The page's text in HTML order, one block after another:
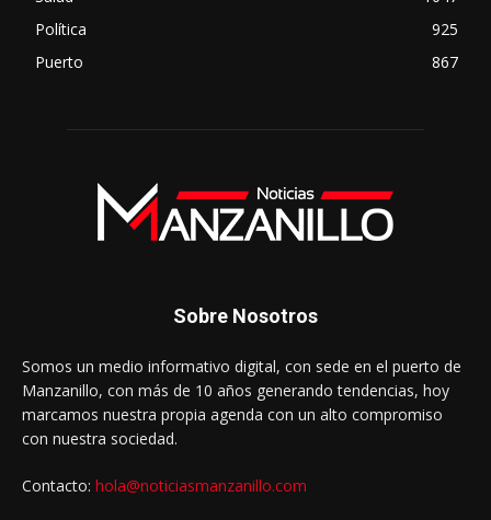
Política
925
Puerto
867
Sobre Nosotros
Somos un medio informativo digital, con sede en el puerto de
Manzanillo, con más de 10 años generando tendencias, hoy
marcamos nuestra propia agenda con un alto compromiso
con nuestra sociedad.
Contacto: hola@noticiasmanzanillo.com